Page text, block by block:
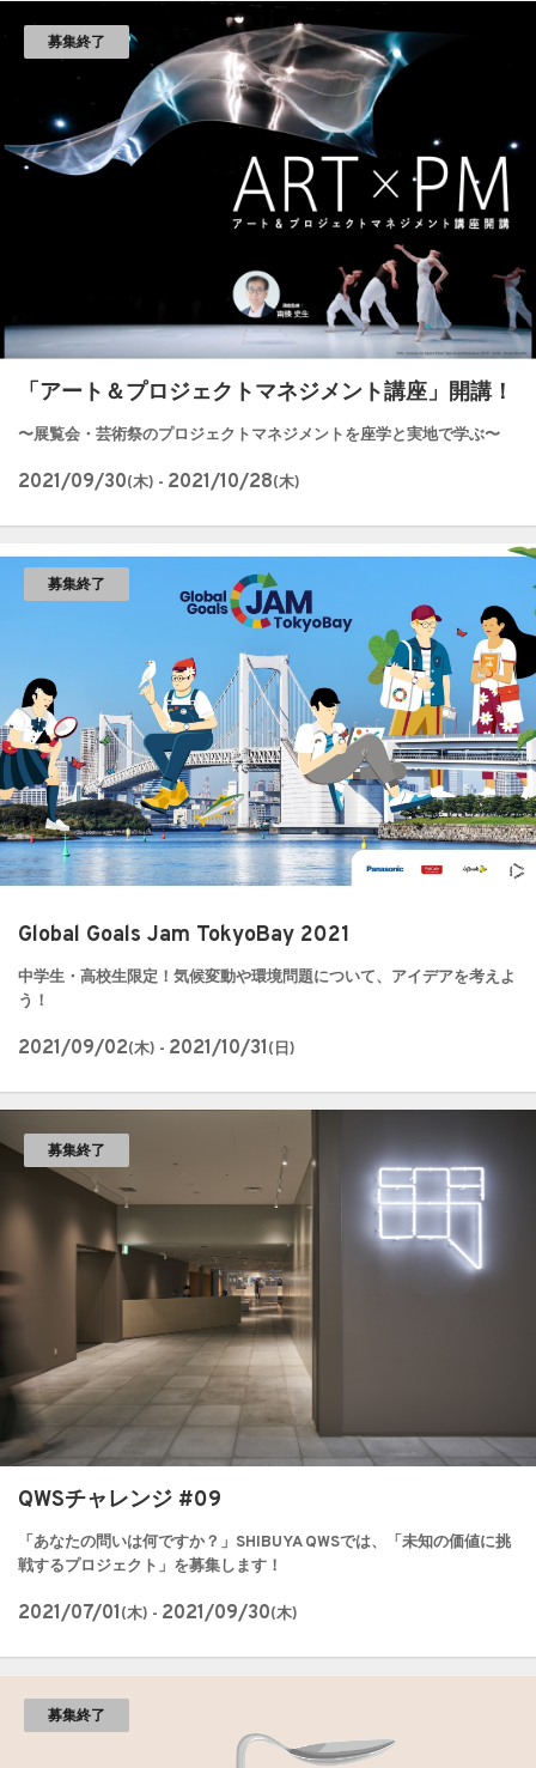
募集終了
「アート＆プロジェクトマネジメント講座」開講！
〜展覧会・芸術祭のプロジェクトマネジメントを座学と実地で学ぶ〜
2021/09/30(木) - 2021/10/28(木)
募集終了
Global Goals Jam TokyoBay 2021
中学生・高校生限定！気候変動や環境問題について、アイデアを考えよ
う！
2021/09/02(木) - 2021/10/31(日)
募集終了
QWSチャレンジ #09
「あなたの問いは何ですか？」SHIBUYA QWSでは、「未知の価値に挑
戦するプロジェクト」を募集します！
2021/07/01(木) - 2021/09/30(木)
募集終了